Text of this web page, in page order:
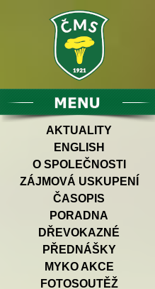
AKTUALITY
ENGLISH
O SPOLEČNOSTI
ZÁJMOVÁ USKUPENÍ
ČASOPIS
PORADNA
DŘEVOKAZNÉ
PŘEDNÁŠKY
MYKO AKCE
FOTOSOUTĚŽ